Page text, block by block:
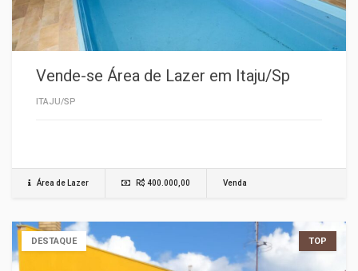
Vende-se Área de Lazer em Itaju/Sp
ITAJU/SP
Área de Lazer R$ 400.000,00 Venda
DESTAQUE TOP